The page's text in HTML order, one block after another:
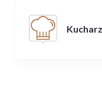
Kucharz